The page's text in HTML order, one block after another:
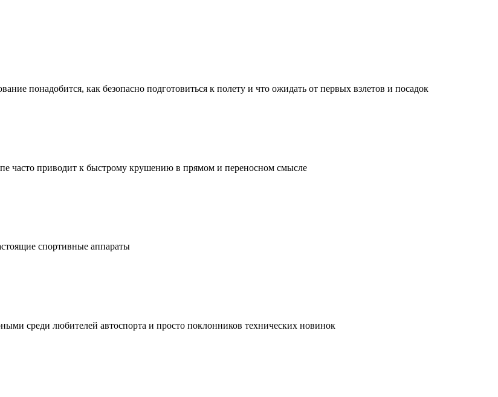
понадобится, как безопасно подготовиться к полету и что ожидать от первых взлетов и посадок
часто приводит к быстрому крушению в прямом и переносном смысле
спортивные аппараты
среди любителей автоспорта и просто поклонников технических новинок